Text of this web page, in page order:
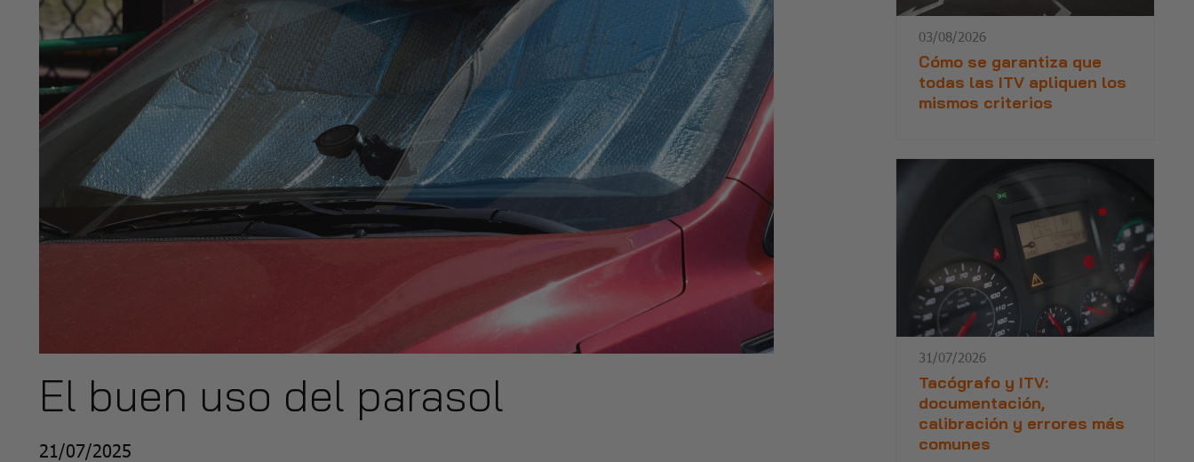
El buen uso del parasol
21/07/2025
03/08/2026
Cómo se garantiza que
todas las ITV apliquen los
mismos criterios
31/07/2026
Tacógrafo y ITV:
documentación,
calibración y errores más
comunes